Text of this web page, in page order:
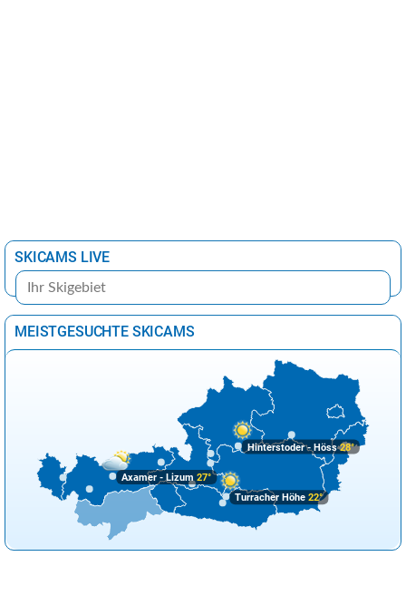
SKICAMS LIVE
MEISTGESUCHTE SKICAMS
Turracher Höhe 22°
Hinterstoder - Höss28°
Axamer - Lizum 27°